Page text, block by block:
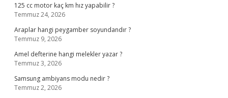
125 cc motor kaç km hız yapabilir ?
Temmuz 24, 2026
Araplar hangi peygamber soyundandır ?
Temmuz 9, 2026
Amel defterine hangi melekler yazar ?
Temmuz 3, 2026
Samsung ambiyans modu nedir ?
Temmuz 2, 2026